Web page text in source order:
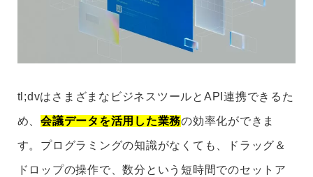
tl;dvはさまざまなビジネスツールとAPI連携できるた
め、会議データを活用した業務の効率化ができま
す。プログラミングの知識がなくても、ドラッグ＆
ドロップの操作で、数分という短時間でのセットア